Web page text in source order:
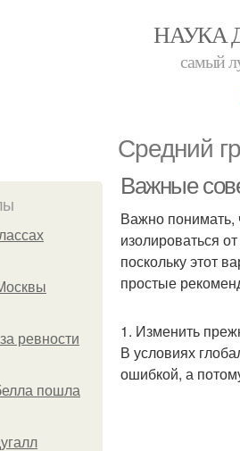
НАУКА
самый
Средний
ревности
пошла
Важные
Важно понимать,
изолироваться
поскольку этот
простые
1. Изменить
В условиях
ошибкой, а